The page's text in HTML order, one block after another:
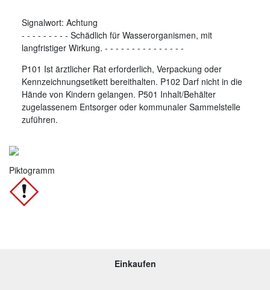
Signalwort: Achtung
- - - - - - - - - Schädlich für Wasserorganismen, mit
langfristiger Wirkung. - - - - - - - - - - - - - - -
P101 Ist ärztlicher Rat erforderlich, Verpackung oder
Kennzeichnungsetikett bereithalten. P102 Darf nicht in die
Hände von Kindern gelangen. P501 Inhalt/Behälter
zugelassenem Entsorger oder kommunaler Sammelstelle
zuführen.
Piktogramm
Einkaufen